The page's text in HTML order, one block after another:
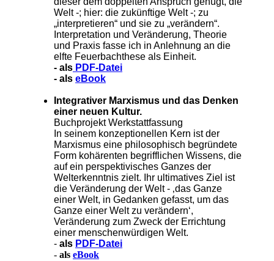
Welt -; hier: die zukünftige Welt -; zu
„interpretieren“ und sie zu „verändern“.
Interpretation und Veränderung, Theorie
und Praxis fasse ich in Anlehnung an die
elfte Feuerbachthese als Einheit.
- als PDF-Datei
- als eBook
Integrativer Marxismus und das Denken
einer neuen Kultur.
Buchprojekt Werkstattfassung
In seinem konzeptionellen Kern ist der
Marxismus eine philosophisch begründete
Form kohärenten begrifflichen Wissens, die
auf ein perspektivisches Ganzes der
Welterkenntnis zielt. Ihr ultimatives Ziel ist
die Veränderung der Welt - ‚das Ganze
einer Welt, in Gedanken gefasst, um das
Ganze einer Welt zu verändern‘,
Veränderung zum Zweck der Errichtung
einer menschenwürdigen Welt.
- als PDF-Datei
- als eBook